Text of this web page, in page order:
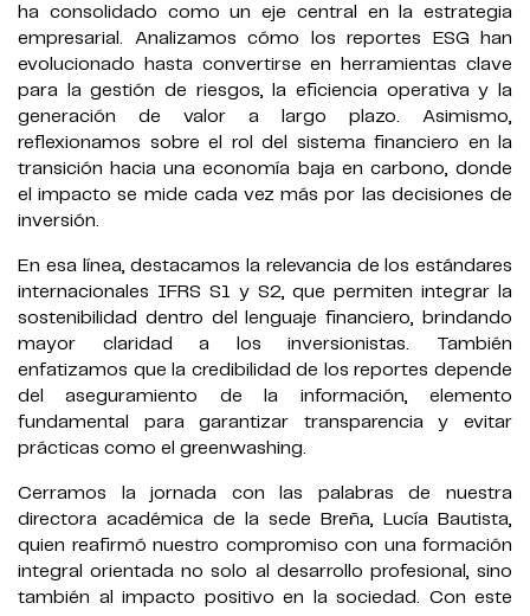
ha consolidado como un eje central en la estrategia
empresarial. Analizamos cómo los reportes ESG han
evolucionado hasta convertirse en herramientas clave
para la gestión de riesgos, la eficiencia operativa y la
generación de valor a largo plazo. Asimismo,
reflexionamos sobre el rol del sistema financiero en la
transición hacia una economía baja en carbono, donde
el impacto se mide cada vez más por las decisiones de
inversión.
En esa línea, destacamos la relevancia de los estándares
internacionales IFRS S1 y S2, que permiten integrar la
sostenibilidad dentro del lenguaje financiero, brindando
mayor claridad a los inversionistas. También
enfatizamos que la credibilidad de los reportes depende
del aseguramiento de la información, elemento
fundamental para garantizar transparencia y evitar
prácticas como el greenwashing.
Cerramos la jornada con las palabras de nuestra
directora académica de la sede Breña, Lucía Bautista,
quien reafirmó nuestro compromiso con una formación
integral orientada no solo al desarrollo profesional, sino
también al impacto positivo en la sociedad. Con este